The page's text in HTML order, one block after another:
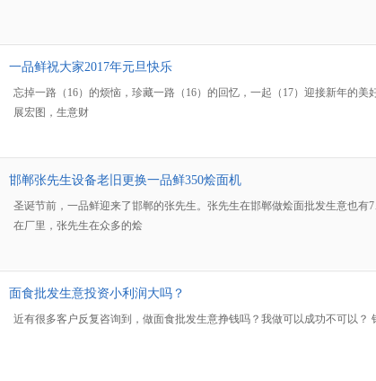
一品鲜祝大家2017年元旦快乐
忘掉一路（16）的烦恼，珍藏一路（16）的回忆，一起（17）迎接新年的
展宏图，生意财
邯郸张先生设备老旧更换一品鲜350烩面机
圣诞节前，一品鲜迎来了邯郸的张先生。张先生在邯郸做烩面批发生意也
在厂里，张先生在众多的烩
面食批发生意投资小利润大吗？
近有很多客户反复咨询到，做面食批发生意挣钱吗？我做可以成功不可以